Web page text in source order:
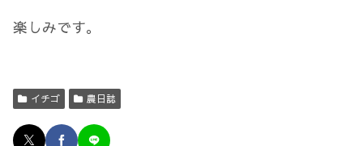
楽しみです。
イチゴ 農日誌